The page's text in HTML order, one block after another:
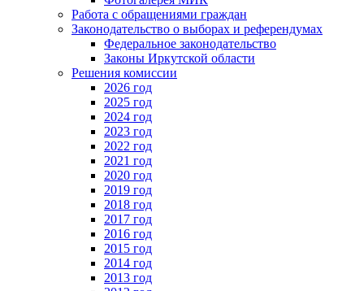
Работа с обращениями граждан
Законодательство о выборах и референдумах
Федеральное законодательство
Законы Иркутской области
Решения комиссии
2026 год
2025 год
2024 год
2023 год
2022 год
2021 год
2020 год
2019 год
2018 год
2017 год
2016 год
2015 год
2014 год
2013 год